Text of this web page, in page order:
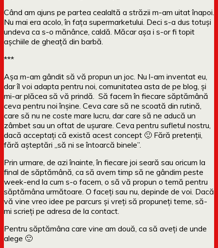
Când am ajuns pe partea cealaltă a străzii m-am uitat înapoi.
Nu mai era acolo, în fața supermarketului. Deci s-a dus totuși
undeva ca s-o mănânce, caldă. Măcar așa i s-or fi topit
așchiile de gheață din barbă.
***
Așa m-am gândit să vă propun un joc. Nu l-am inventat eu,
dar îl voi adapta pentru noi, comunitatea asta de pe blog, și
mi-ar plăcea să vă prindă. Să facem în fiecare săptămână
ceva pentru noi înșine. Ceva care să ne scoată din rutină,
care să nu ne coste mare lucru, dar care să ne aducă un
zâmbet sau un oftat de ușurare. Ceva pentru sufletul nostru,
dacă acceptați că există acest concept 🙂 Fără pretenții,
fără așteptări „să ni se întoarcă binele”.
Prin urmare, de azi înainte, în fiecare joi seară sau oricum la
final de săptămână, ca să avem timp să ne gândim peste
week-end la cum s-o facem, o să vă propun o temă pentru
săptămâna următoare. O faceți sau nu, depinde de voi. Dacă
vă vine vreo idee pe parcurs și vreți să propuneți teme, să-
mi scrieți pe adresa de la contact.
Pentru săptămâna care vine am două, ca să aveți de unde
alege 🙂